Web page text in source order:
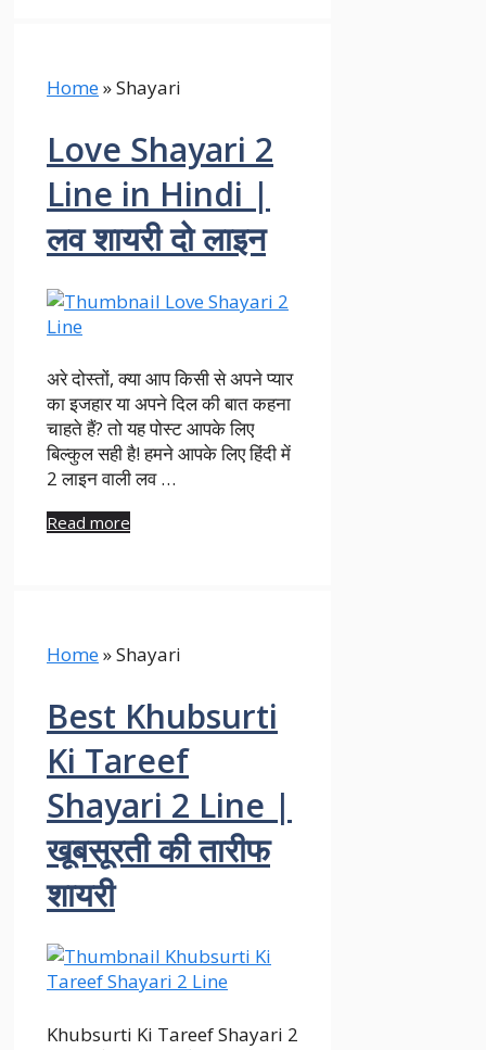
Home»Shayari
Love Shayari 2
Line in Hindi |
लव शायरी दो लाइन
अरे दोस्तों, क्या आप किसी से अपने प्यार
का इजहार या अपने दिल की बात कहना
चाहते हैं? तो यह पोस्ट आपके लिए
बिल्कुल सही है! हमने आपके लिए हिंदी में
2 लाइन वाली लव …
Read more
Home»Shayari
Best Khubsurti
Ki Tareef
Shayari 2 Line |
खूबसूरती की तारीफ
शायरी
Khubsurti Ki Tareef Shayari 2